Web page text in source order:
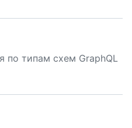
по типам схем GraphQL